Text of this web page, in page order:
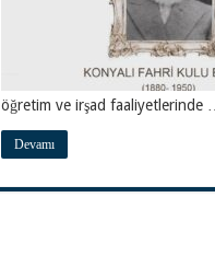
öğretim ve irşad faaliyetlerinde …
Devamı